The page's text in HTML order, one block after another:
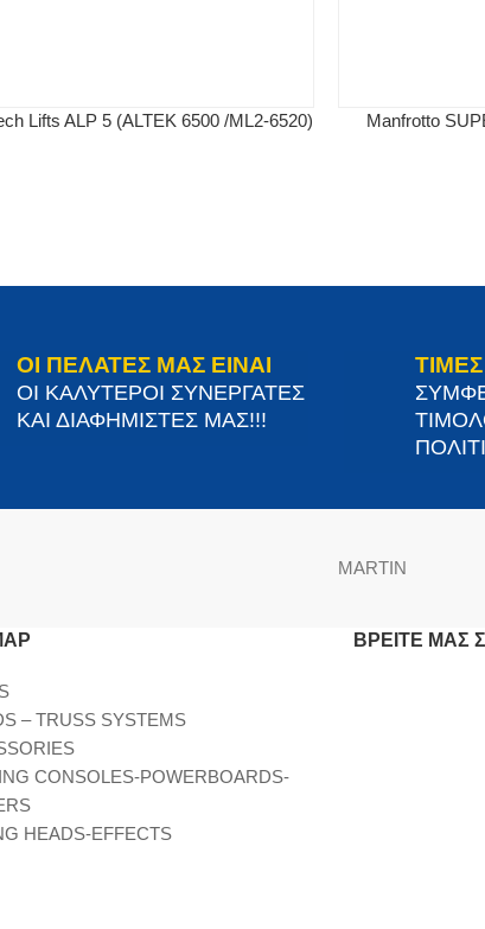
Lifts ALP 5 (ALTEK 6500 /ML2-6520) Manfrotto
ΟΙ ΠΕΛΑΤΕΣ ΜΑΣ ΕΙΝΑΙ
ΟΙ ΚΑΛΥΤΕΡΟΙ ΣΥΝΕΡΓΑΤΕΣ
ΚΑΙ ΔΙΑΦΗΜΙΣΤΕΣ ΜΑΣ!!!
MARTIN
– TRUSS SYSTEMS
CONSOLES-POWERBOARDS-
HEADS-EFFECTS
ΒΡΕΊΤΕ ΜΑΣ